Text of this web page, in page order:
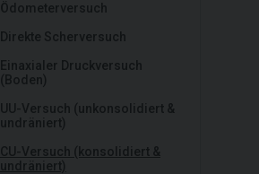
Ödometerversuch
Direkte Scherversuch
Einaxialer Druckversuch
(Boden)
UU-Versuch (unkonsolidiert &
undräniert)
CU-Versuch (konsolidiert &
undräniert)